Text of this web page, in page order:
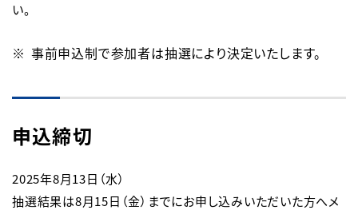
い。
事前申込制で参加者は抽選により決定いたします。
申込締切
2025年8月13日（水）
抽選結果は8月15日（金）までにお申し込みいただいた方へメ